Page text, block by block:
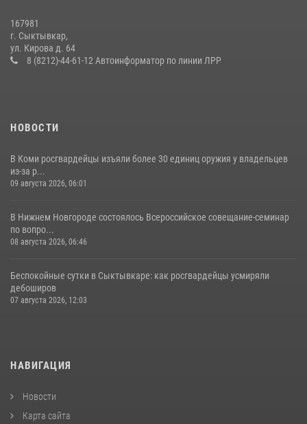
14 июля 2026, 11:49
В Коми за неделю росгвардейцы изъяли 44 единицы охотничьего
167981
г. Сыктывкар,
ул. Кирова д. 64
8 (8212)-44-61-12 Автоинформатор по линии ЛРР
НОВОСТИ
В Коми росгвардейцы изъяли более 30 единиц оружия у владельцев
из-за р...
09 августа 2026, 06:01
В Нижнем Новгороде состоялось Всероссийское совещание-семинар
по вопро...
08 августа 2026, 06:46
Беспокойные сутки в Сыктывкаре: как росгвардейцы усмиряли
дебоширов
07 августа 2026, 12:03
НАВИГАЦИЯ
Новости
Карта сайта